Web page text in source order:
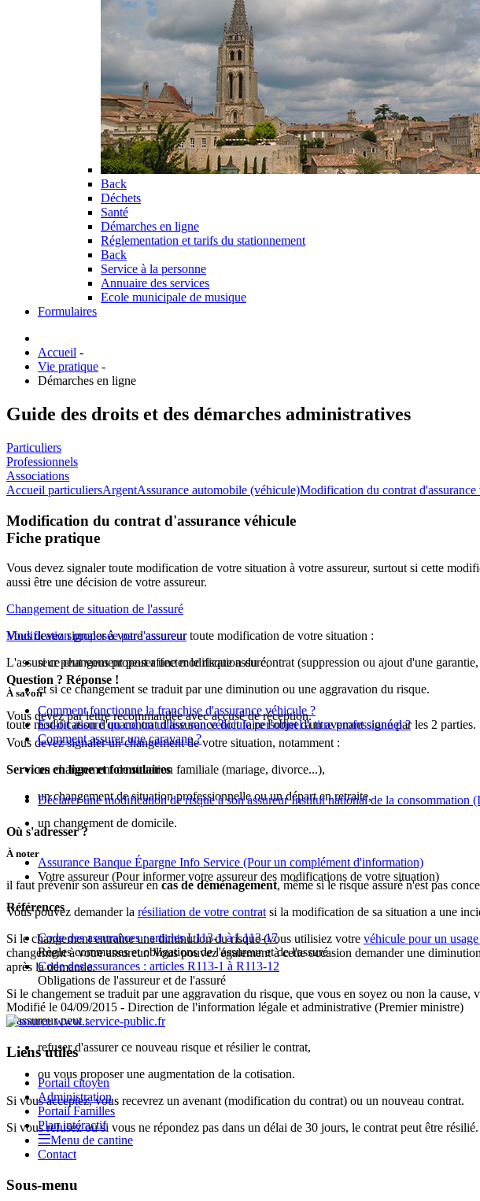
Back
Déchets
Santé
Démarches en ligne
Réglementation et tarifs du stationnement
Back
Service à la personne
Annuaire des services
Ecole municipale de musique
Formulaires
Accueil -
Vie pratique -
Démarches en ligne
Guide des droits et des démarches administratives
Particuliers
Professionnels
Associations
Accueil particuliersArgentAssurance automobile (véhicule)Modification du contrat d'assurance
Modification du contrat d'assurance véhicule
Fiche pratique
Vous devez signaler toute modification de votre situation à votre assureur, surtout si cette
aussi être une décision de votre assureur.
Changement de situation de l'assuré
Vous devez signaler à votre assureur toute modification de votre situation :
si ce changement peut affecter le risque assuré,
et si ce changement se traduit par une diminution ou une aggravation du risque.
Vous devez par lettre recommandée avec accusé de réception.
Vous devez signaler un changement de votre situation, notamment :
un changement de situation familiale (mariage, divorce...),
un changement de situation professionnelle ou un départ en retraite,
un changement de domicile.
À noter
il faut prévenir son assureur encas de déménagement, même si le risque assuré n'est pas
Vous pouvez demander la résiliation de votre contrat si la modification de sa situation a une
Si le changement entraîne une diminution du risque (vous utilisiez votre véhicule pour un
changement à votre assureur. Vous pouvez également à cette occasion demander une
après la demande.
Si le changement se traduit par une aggravation du risque, que vous en soyez ou non la
L'assureur peut :
refuser d'assurer ce nouveau risque et résilier le contrat,
ou vous proposer une augmentation de la cotisation.
Si vous acceptez, vous recevrez un avenant (modification du contrat) ou un nouveau contrat.
Si vous refusez ou si vous ne répondez pas dans un délai de 30 jours, le contrat peut être résilié.
Modification proposée par l'assureur
L'assureur peut vous proposer une modification du contrat (suppression ou ajout d'une
À savoir
toute modification d'un contrat d'assurance doit faire l'objet d'un avenant signé par les 2 parties.
Question ? Réponse !
Comment fonctionne la franchise d'assurance véhicule ?
Est-on assuré quand on utilise son véhicule personnel à titre professionnel ?
Comment assurer une caravane ?
Services en ligne et formulaires
Déclarer une modification de risque à son assureur Institut national de la consommation
Où s'adresser ?
Assurance Banque Épargne Info Service (Pour un complément d'information)
Votre assureur(Pour informer votre assureur des modifications de votre situation)
Références
Code des assurances : articles L113-1 à L113-17
Règles communes et obligations de l'assureur et de l'assuré
Code des assurances : articles R113-1 à R113-12
Obligations de l'assureur et de l'assuré
Modifié le 04/09/2015 - Direction de l'information légale et administrative (Premier ministre)
Liens utiles
Portail citoyen
Administration
Portail Familles
Plan intéractif
Menu de cantine
Contact
Sous-menu